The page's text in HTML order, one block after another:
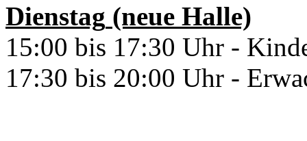
Dienstag (neue Halle)
15:00 bis 17:30 Uhr -
17:30 bis 20:00 Uhr -